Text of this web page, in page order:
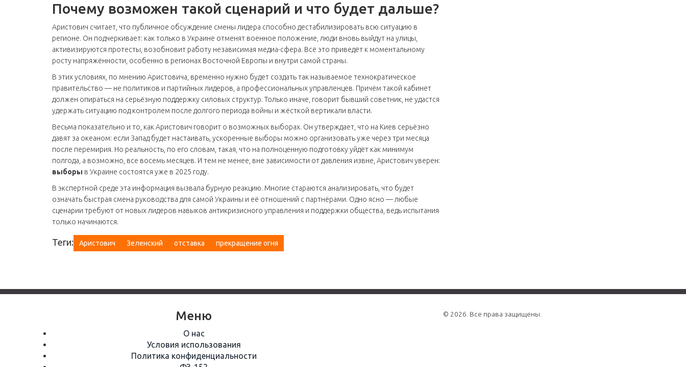
Почему возможен такой сценарий и что будет дальше?
Аристович считает, что публичное обсуждение смены лидера способно дестабилизировать всю ситуацию в
регионе. Он подчеркивает: как только в Украине отменят военное положение, люди вновь выйдут на улицы,
активизируются протесты, возобновит работу независимая медиа-сфера. Всё это приведёт к моментальному
росту напряжённости, особенно в регионах Восточной Европы и внутри самой страны.
В этих условиях, по мнению Аристовича, временно нужно будет создать так называемое технократическое
правительство — не политиков и партийных лидеров, а профессиональных управленцев. Причём такой кабинет
должен опираться на серьёзную поддержку силовых структур. Только иначе, говорит бывший советник, не удастся
удержать ситуацию под контролем после долгого периода войны и жёсткой вертикали власти.
Весьма показательно и то, как Аристович говорит о возможных выборах. Он утверждает, что на Киев серьёзно
давят за океаном: если Запад будет настаивать, ускоренные выборы можно организовать уже через три месяца
после перемирия. Но реальность, по его словам, такая, что на полноценную подготовку уйдёт как минимум
полгода, а возможно, все восемь месяцев. И тем не менее, вне зависимости от давления извне, Аристович уверен:
выборы в Украине состоятся уже в 2025 году.
В экспертной среде эта информация вызвала бурную реакцию. Многие стараются анализировать, что будет
означать быстрая смена руководства для самой Украины и её отношений с партнёрами. Одно ясно — любые
сценарии требуют от новых лидеров навыков антикризисного управления и поддержки общества, ведь испытания
только начинаются.
Теги: Аристович Зеленский отставка прекращение огня
Меню
О нас
Условия использования
Политика конфиденциальности
© 2026. Все права защищены.